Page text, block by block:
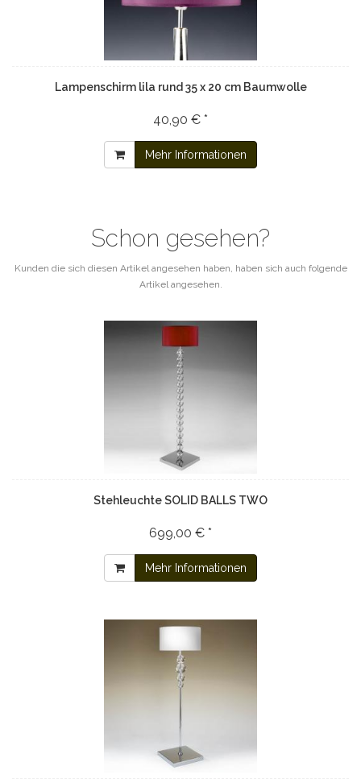
Lampenschirm lila rund 35 x 20 cm Baumwolle
40,90 € *
Mehr Informationen
Schon gesehen?
Kunden die sich diesen Artikel angesehen haben, haben sich auch folgende
Artikel angesehen.
Stehleuchte SOLID BALLS TWO
699,00 € *
Mehr Informationen